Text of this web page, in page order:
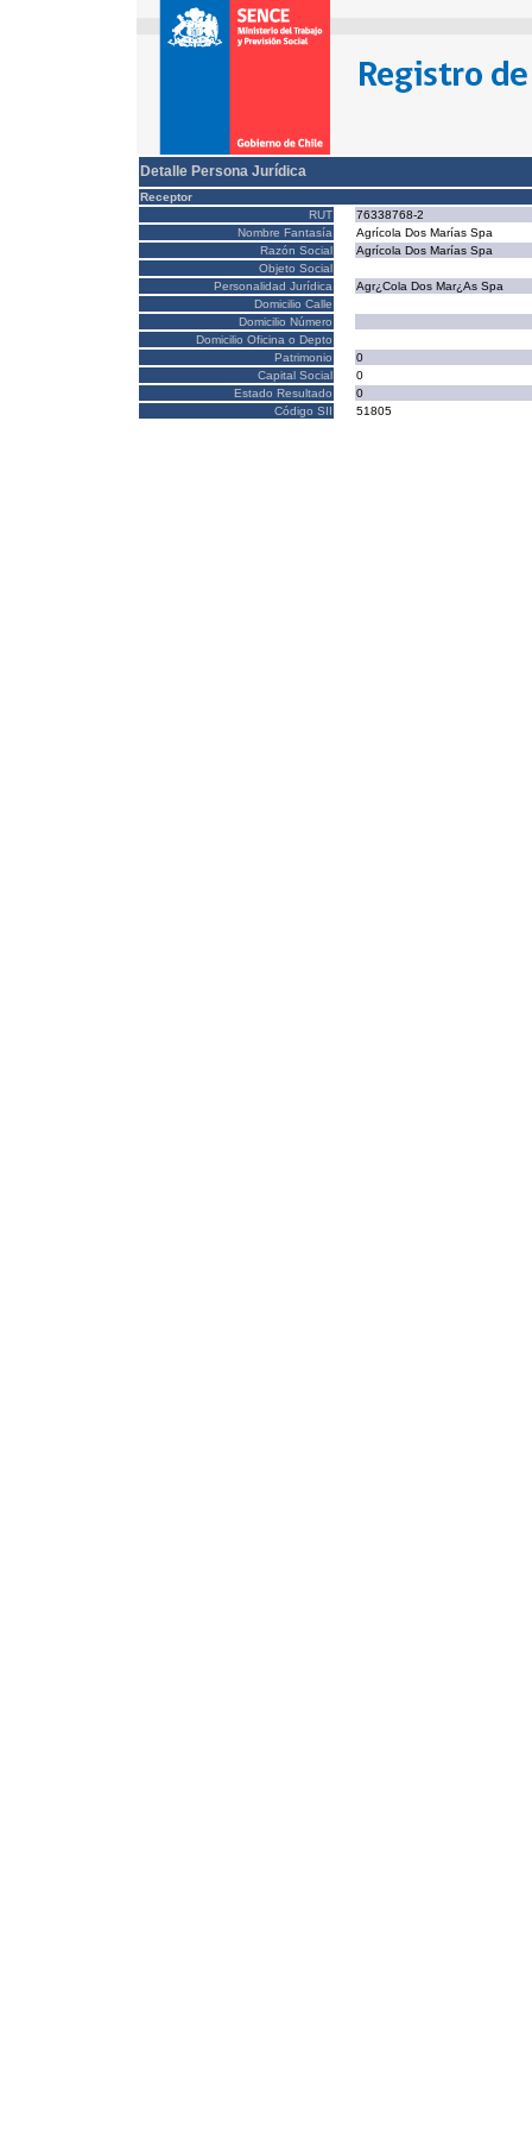
Detalle Persona Jurídica
Receptor
RUT
76338768-2
Nombre Fantasía
Agrícola Dos Marías Spa
Razón Social
Agrícola Dos Marías Spa
Objeto Social
Personalidad Jurídica
Agr¿Cola Dos Mar¿As Spa
Domicilio Calle
Domicilio Número
Domicilio Oficina o Depto
Patrimonio
0
Capital Social
0
Estado Resultado
0
Código SII
51805